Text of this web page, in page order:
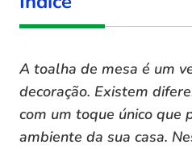
A toalha de mesa é um
decoração. Existem
com um toque único que
ambiente da sua casa.